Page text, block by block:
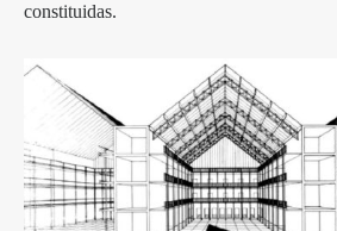
constituidas.